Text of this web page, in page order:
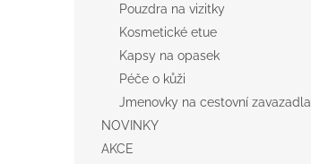
Pouzdra na vizitky
Kosmetické etue
Kapsy na opasek
Péče o kůži
Jmenovky na cestovní zavazadla
NOVINKY
AKCE